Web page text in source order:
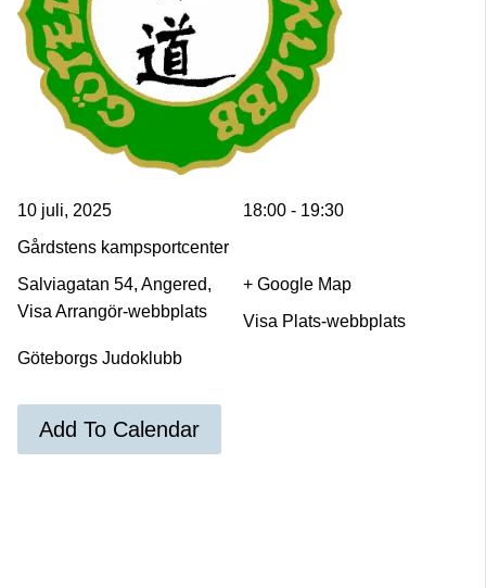
10 juli, 2025
18:00 - 19:30
Gårdstens kampsportcenter
Salviagatan 54, Angered,
+ Google Map
Visa Plats-webbplats
Göteborgs Judoklubb
Visa Arrangör-webbplats
Add To Calendar